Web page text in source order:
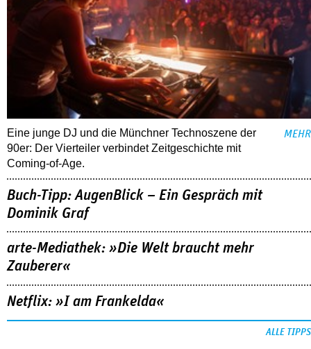
Eine junge DJ und die Münchner Technoszene der
90er: Der Vierteiler verbindet Zeitgeschichte mit
Coming-of-Age.
MEHR
Buch-Tipp: AugenBlick – Ein Gespräch mit
Dominik Graf
arte-Mediathek: »Die Welt braucht mehr
Zauberer«
Netflix: »I am Frankelda«
ALLE TIPPS